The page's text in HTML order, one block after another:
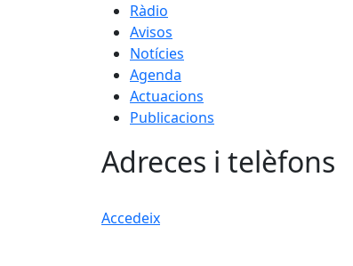
Ràdio
Avisos
Notícies
Agenda
Actuacions
Publicacions
Adreces i telèfons
Accedeix